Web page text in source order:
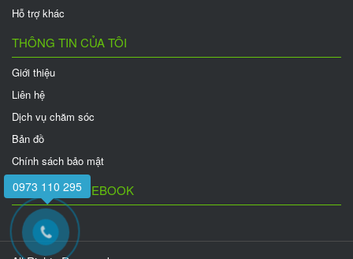
Hỗ trợ khác
THÔNG TIN CỦA TÔI
Giới thiệu
Liên hệ
Dịch vụ chăm sóc
Bản đồ
Chính sách bảo mật
FANPAGE FACEBOOK
0973 110 295